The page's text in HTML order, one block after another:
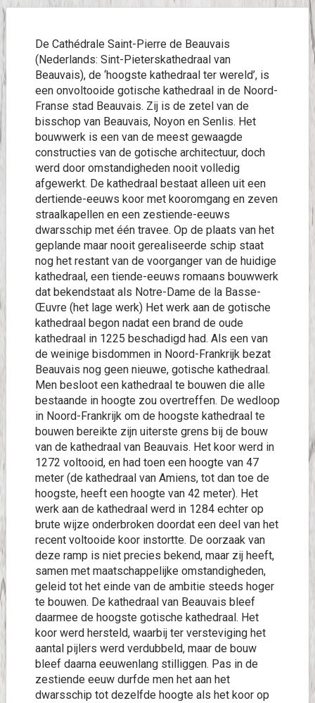
De Cathédrale Saint-Pierre de Beauvais
(Nederlands: Sint-Pieterskathedraal van
Beauvais), de ‘hoogste kathedraal ter wereld’, is
een onvoltooide gotische kathedraal in de Noord-
Franse stad Beauvais. Zij is de zetel van de
bisschop van Beauvais, Noyon en Senlis. Het
bouwwerk is een van de meest gewaagde
constructies van de gotische architectuur, doch
werd door omstandigheden nooit volledig
afgewerkt. De kathedraal bestaat alleen uit een
dertiende-eeuws koor met kooromgang en zeven
straalkapellen en een zestiende-eeuws
dwarsschip met één travee. Op de plaats van het
geplande maar nooit gerealiseerde schip staat
nog het restant van de voorganger van de huidige
kathedraal, een tiende-eeuws romaans bouwwerk
dat bekendstaat als Notre-Dame de la Basse-
Œuvre (het lage werk) Het werk aan de gotische
kathedraal begon nadat een brand de oude
kathedraal in 1225 beschadigd had. Als een van
de weinige bisdommen in Noord-Frankrijk bezat
Beauvais nog geen nieuwe, gotische kathedraal.
Men besloot een kathedraal te bouwen die alle
bestaande in hoogte zou overtreffen. De wedloop
in Noord-Frankrijk om de hoogste kathedraal te
bouwen bereikte zijn uiterste grens bij de bouw
van de kathedraal van Beauvais. Het koor werd in
1272 voltooid, en had toen een hoogte van 47
meter (de kathedraal van Amiens, tot dan toe de
hoogste, heeft een hoogte van 42 meter). Het
werk aan de kathedraal werd in 1284 echter op
brute wijze onderbroken doordat een deel van het
recent voltooide koor instortte. De oorzaak van
deze ramp is niet precies bekend, maar zij heeft,
samen met maatschappelijke omstandigheden,
geleid tot het einde van de ambitie steeds hoger
te bouwen. De kathedraal van Beauvais bleef
daarmee de hoogste gotische kathedraal. Het
koor werd hersteld, waarbij ter versteviging het
aantal pijlers werd verdubbeld, maar de bouw
bleef daarna eeuwenlang stilliggen. Pas in de
zestiende eeuw durfde men het aan het
dwarsschip tot dezelfde hoogte als het koor op